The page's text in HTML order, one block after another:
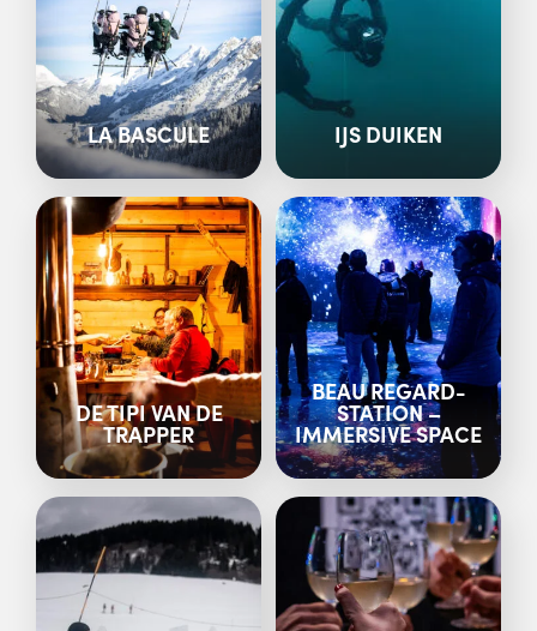
LA BASCULE IJS DUIKEN
DE TIPI VAN DE
TRAPPER
BEAU REGARD-
STATION –
IMMERSIVE SPACE